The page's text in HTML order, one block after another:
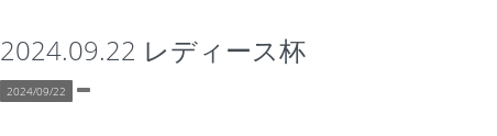
2024.09.22 レディース杯
2024/09/22